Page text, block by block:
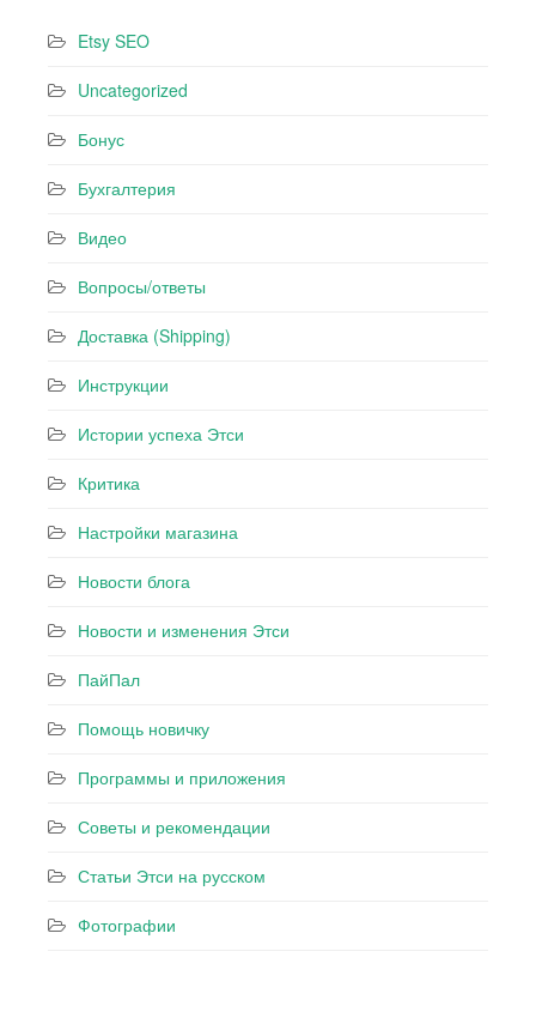
Etsy SEO
Uncategorized
Бонус
Бухгалтерия
Видео
Вопросы/ответы
Доставка (Shipping)
Инструкции
Истории успеха Этси
Критика
Настройки магазина
Новости блога
Новости и изменения Этси
ПайПал
Помощь новичку
Программы и приложения
Советы и рекомендации
Статьи Этси на русском
Фотографии